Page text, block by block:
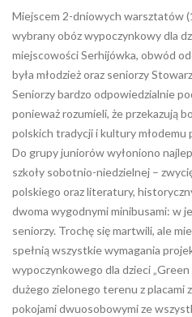
Miejscem 2-dniowych warsztatów
wybrany obóz wypoczynkowy dla
miejscowości Serhijówka, obwód
była młodzież oraz seniorzy
Seniorzy bardzo odpowiedzialnie
ponieważ rozumieli, że przekazują
polskich tradycji i kultury
Do grupy juniorów wyłoniono
szkoły sobotnio-niedzielnej –
polskiego oraz literatury,
dwoma wygodnymi minibusami: w
seniorzy. Trochę się martwili, ale
spełnią wszystkie wymagania
wypoczynkowego dla dzieci
dużego zielonego terenu z placami
pokojami dwuosobowymi ze